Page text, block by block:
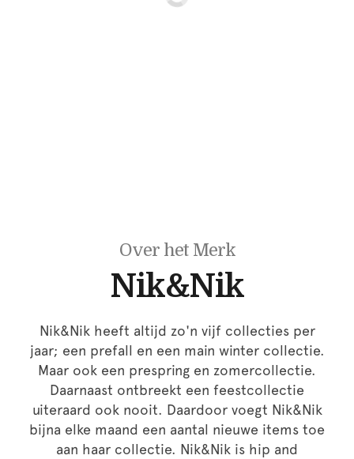
Over het Merk
Nik&Nik
Nik&Nik heeft altijd zo'n vijf collecties per
jaar; een prefall en een main winter collectie.
Maar ook een prespring en zomercollectie.
Daarnaast ontbreekt een feestcollectie
uiteraard ook nooit. Daardoor voegt Nik&Nik
bijna elke maand een aantal nieuwe items toe
aan haar collectie. Nik&Nik is hip and